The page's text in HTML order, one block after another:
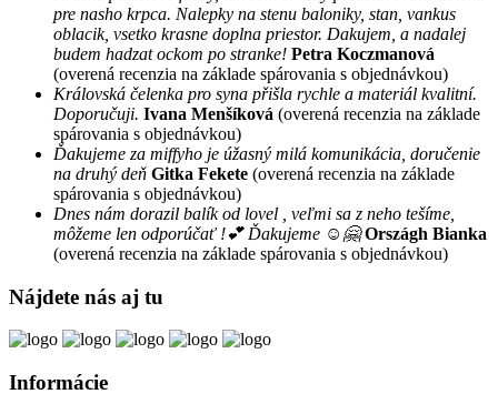
pre nasho krpca. Nalepky na stenu baloniky, stan, vankus
oblacik, vsetko krasne doplna priestor. Dakujem, a nadalej
budem hadzat ockom po stranke! Petra Koczmanová
(overená recenzia na základe spárovania s objednávkou)
Královská čelenka pro syna přišla rychle a materiál kvalitní.
Doporučuji. Ivana Menšíková (overená recenzia na základe
spárovania s objednávkou)
Ďakujeme za miffyho je úžasný milá komunikácia, doručenie
na druhý deň Gitka Fekete (overená recenzia na základe
spárovania s objednávkou)
Dnes nám dorazil balík od lovel , veľmi sa z neho tešíme,
môžeme len odporúčať !💕 Ďakujeme ☺️🤗 Országh Bianka
(overená recenzia na základe spárovania s objednávkou)
Nájdete nás aj tu
Informácie